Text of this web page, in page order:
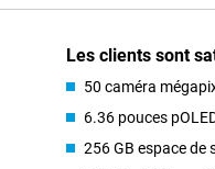
Les clients sont
50 caméra
6.36 pouces
256 GB espace de